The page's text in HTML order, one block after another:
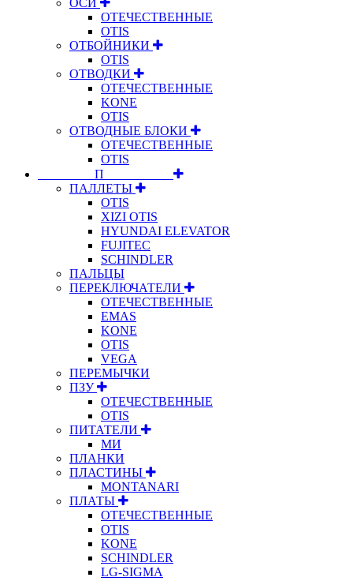
ОТЕЧЕСТВЕННЫЕ
OTIS
ОТБОЙНИКИ
OTIS
ОТВОДКИ
ОТЕЧЕСТВЕННЫЕ
KONE
OTIS
ОТВОДНЫЕ БЛОКИ
ОТЕЧЕСТВЕННЫЕ
OTIS
⠀⠀⠀⠀⠀⠀П⠀⠀⠀⠀⠀⠀⠀
ПАЛЛЕТЫ
OTIS
XIZI OTIS
HYUNDAI ELEVATOR
FUJITEC
SCHINDLER
ПАЛЬЦЫ
ПЕРЕКЛЮЧАТЕЛИ
ОТЕЧЕСТВЕННЫЕ
EMAS
KONE
OTIS
VEGA
ПЕРЕМЫЧКИ
ПЗУ
ОТЕЧЕСТВЕННЫЕ
OTIS
ПИТАТЕЛИ
МИ
ПЛАНКИ
ПЛАСТИНЫ
MONTANARI
ПЛАТЫ
ОТЕЧЕСТВЕННЫЕ
OTIS
KONE
SCHINDLER
LG-SIGMA